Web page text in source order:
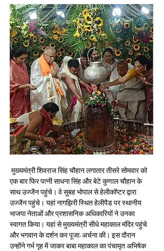
एक बार फिर पत्नी साधना सिंह और बेटे कुणाल चौहान के
साथ उज्जैन पहुंचे। वे सुबह भोपाल से हेलीकॉप्टर द्वारा
उज्जैन पहुंचे। यहां नागझिरी स्थित हेलीपैड पर स्थानीय
भाजपा नेताओं और प्रशासनिक अधिकारियों ने उनका
स्वागत किया। यहां से मुख्यमंत्री सीधे महाकाल मंदिर पहुंचे
और भगवान के दर्शन कर पूजा-अर्चना की। इस दौरान
उन्होंने गर्भ गृह में जाकर बाबा महाकाल का पंचामृत अभिषेक